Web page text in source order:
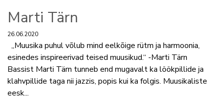
Marti Tärn
26.06.2020
„Muusika puhul võlub mind eelkõige rütm ja harmoonia,
esinedes inspireerivad teised muusikud.“ -Marti Tärn
Bassist Marti Tärn tunneb end mugavalt ka löökpillide ja
klahvpillide taga nii jazzis, popis kui ka folgis. Muusikaliste
eesk...